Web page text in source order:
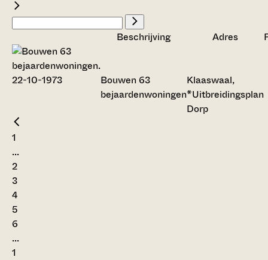
Beschrijving Adres
Bouwen 63
bejaardenwoningen
Klaaswaal,
*Uitbreidingsplan
Dorp
1
...
2
3
4
5
6
...
1